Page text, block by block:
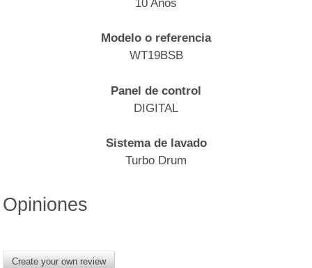
10 Años
Modelo o referencia
WT19BSB
Panel de control
DIGITAL
Sistema de lavado
Turbo Drum
Opiniones
Create your own review